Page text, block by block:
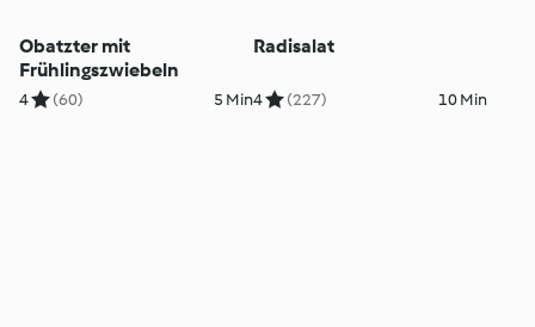
Obatzter mit
Frühlingszwiebeln
4 (60) 5 Min
Radisalat
4 (227) 10 Min